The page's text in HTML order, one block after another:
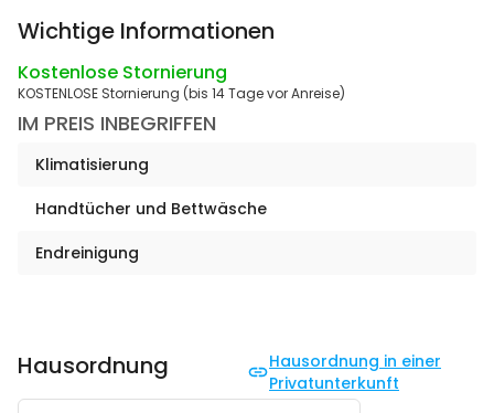
Wichtige Informationen
Kostenlose Stornierung
KOSTENLOSE Stornierung (bis 14 Tage vor Anreise)
IM PREIS INBEGRIFFEN
Klimatisierung
Handtücher und Bettwäsche
Endreinigung
Hausordnung
Hausordnung in einer
Privatunterkunft